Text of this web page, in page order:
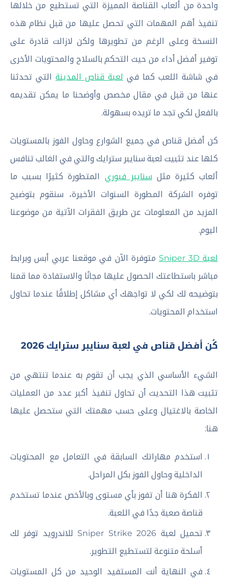
واحدة من ألعاب القناصة المميزة التي تستطيع من خلالها
تنفيذ أهم المهمات التي تحصل عليها من قبل نظام هذه
النسخة وعلى الرغم من تطويرها ولكن لازالت قادرة على
توفير أفضل أداء من حيث التحكم بالسلاح والمحتويات الأخرى
في شاشة اللعب كما في لعبة قناص المدينة التي تحدثنا
عنها من قبل في مقال مخصص وأوضحنا ما يمكن تقديمه
بالفعل لكي تجد ما تريده بسهولة.
كن أفضل قناص في جميع الشوارع وحاول الفوز بالمستويات
كلها عند تثبيت لعبة سنايبر سترايك والتي في الغالب تنافس
ألعاب كثيرة مثل سنايبر فيوري المتطورة كثيرًا بسبب ما
توفره الشركة المطورة السنوات الأخيرة، سنقوم بتوضيح
المزيد من المعلومات عن طريق الفقرات الآتية من موضوعنا
اليوم.
لعبة Sniper 3D
متوفرة الآن في موقعنا عربي أبس وبرابط
مباشر باستطاعتك الحصول عليها مجانًا والاستفادة مما قمنا
بتوضيحه لك لكي لا تواجهك أي مشاكل إطلاقًا عندما تحاول
استخدام المحتويات.
كُن أفضل قناص في لعبة سنايبر سترايك 2026
الشيء الأساسي الذي يجب أن تقوم به عندما تنتهي من
تثبيت هذا التحديث أن تحاول تنفيذ أكبر عدد من العمليات
الخاصة بالاغتيال وعلى حسب مهمتك التي ستحصل عليها
هنا:
استخدم مهاراتك السابقة في التعامل مع المحتويات
الداخلية وحاول الفوز بكل المراحل.
الفكرة هنا أن تفوز بأي مستوى وبالأخص عندما تستخدم
قناصة صعبة جدًا في اللعبة.
تحميل لعبة Sniper Strike 2026 للاندرويد توفر لك
أسلحة متنوعة لتستطيع التطوير.
في النهاية أنت المستفيد الوحيد من كل المستويات